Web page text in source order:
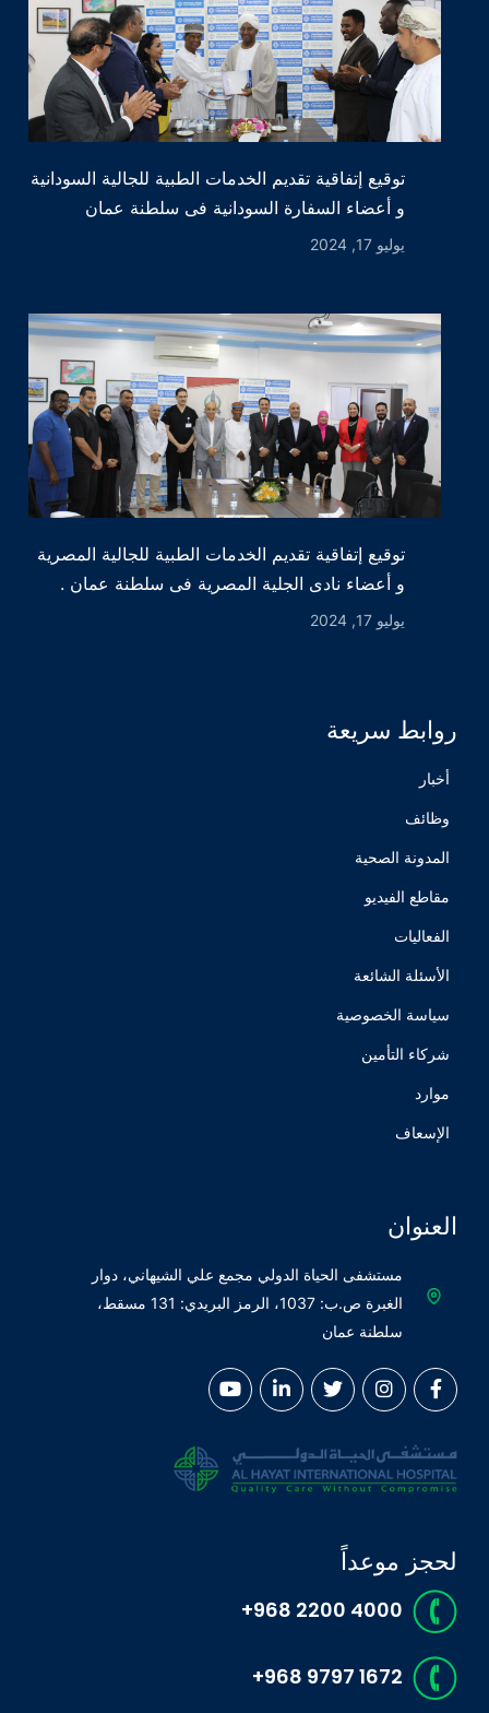
توقيع إتفاقية تقديم الخدمات الطبية للجالية السودانية
و أعضاء السفارة السودانية فى سلطنة عمان
يوليو 17, 2024
توقيع إتفاقية تقديم الخدمات الطبية للجالية المصرية
و أعضاء نادى الجلية المصرية فى سلطنة عمان .
يوليو 17, 2024
روابط سريعة
أخبار
وظائف
المدونة الصحية
مقاطع الفيديو
الفعاليات
الأسئلة الشائعة
سياسة الخصوصية
شركاء التأمين
موارد
الإسعاف
العنوان
مستشفى الحياة الدولي مجمع علي الشيهاني، دوار
الغبرة ص.ب: 1037، الرمز البريدي: 131 مسقط،
سلطنة عمان
لحجز موعداً
+968 2200 4000
+968 9797 1672